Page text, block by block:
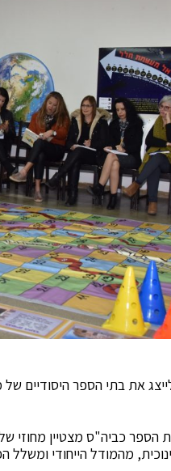
את בתי הספר היסודיים
הספר כביה"ס מצטיין מחוזי
מהמודל הייחודי ומשלל